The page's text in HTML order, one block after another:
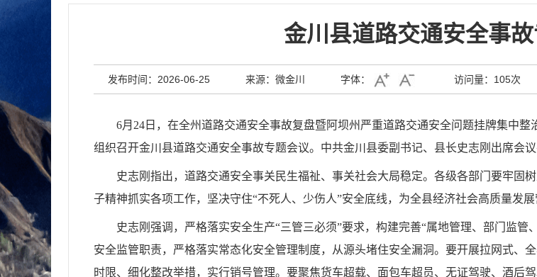
金川县道路交通安全事
发布时间：2026-06-25 来源：微金川 字体： 访问量： 105次
6月 24日，在全州道路交通安全事故复盘暨阿坝州严重道路交通安全问题挂牌集中
组织召开金川县道路交通安全事故专题会议。中共金川县委副书记、县长史志刚出席会议
史志刚指出，道路交通安全事关民生福祉、事关社会大局稳定。各级各部门要牢固
子精神抓实各项工作，坚决守住“不死人、少伤人”安全底线，为全县经济社会高质量发
史志刚强调，严格落实安全生产“三管三必须”要求，构建完善“属地管理、部门监管
安全监管职责，严格落实常态化安全管理制度，从源头堵住安全漏洞。要开展拉网式、
时限、细化整改举措，实行销号管理。要聚焦货车超载、面包车超员、无证驾驶、酒后